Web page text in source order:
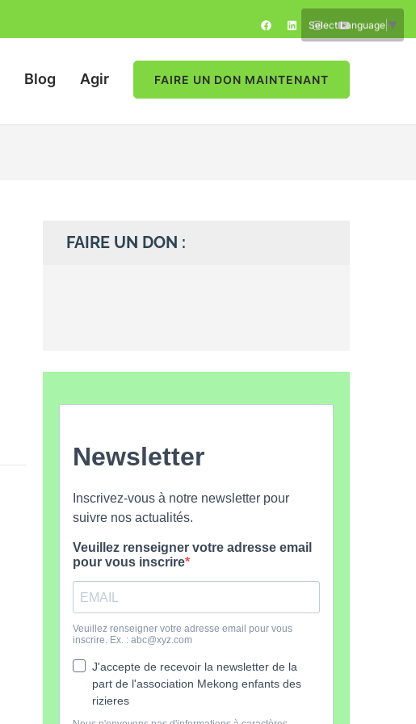
Blog Agir FAIRE UN DON MAINTENANT
FAIRE UN DON :
Select Language ▼